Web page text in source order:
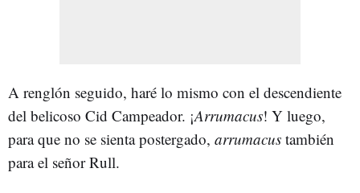
A renglón seguido, haré lo mismo con el descendiente
del belicoso Cid Campeador. ¡Arrumacus! Y luego,
para que no se sienta postergado, arrumacus también
para el señor Rull.